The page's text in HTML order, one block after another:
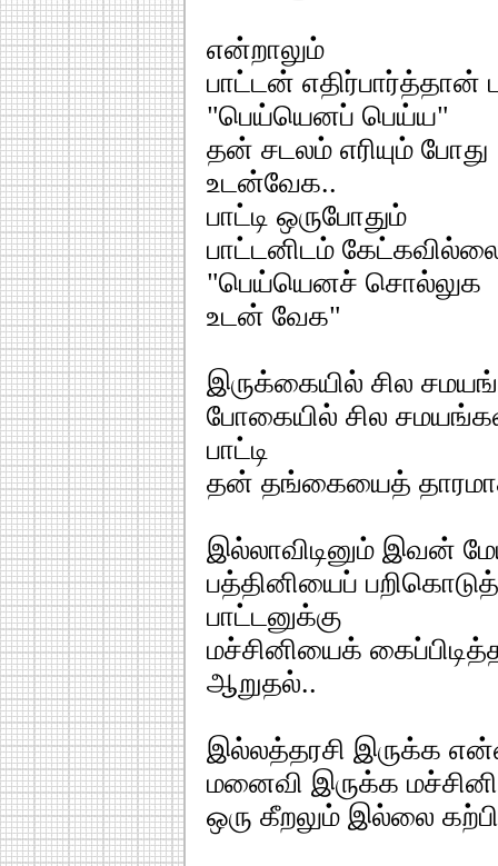
என்றாலும்
பாட்டன் எதிர்பார்த்தான்
"பெய்யெனப் பெய்ய"
தன் சடலம் எரியும் போது
உடன்வேக..
பாட்டி ஒருபோதும்
பாட்டனிடம்
"பெய்யெனச் சொல்லுக
உடன் வேக"
இருக்கையில் சில
போகையில் சில
பாட்டி
தன் தங்கையைத்
இல்லாவிடினும் இவன்
பத்தினியைப்
பாட்டனுக்கு
மச்சினியைக்
ஆறுதல்..
இல்லத்தரசி இருக்க
மனைவி இருக்க
ஒரு கீறலும் இல்லை